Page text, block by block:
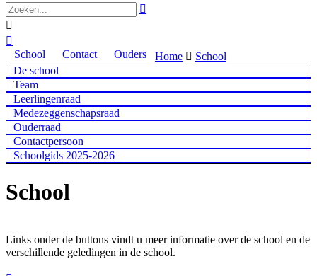



School
Contact Ouders Home  School
De school
Team
Leerlingenraad
Medezeggenschapsraad
Ouderraad
Contactpersoon
Schoolgids 2025-2026
School
Links onder de buttons vindt u meer informatie over de school en de
verschillende geledingen in de school.